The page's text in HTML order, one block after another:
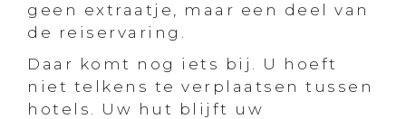
geen extraatje, maar een deel van
de reiservaring.
Daar komt nog iets bij. U hoeft
niet telkens te verplaatsen tussen
hotels. Uw hut blijft uw